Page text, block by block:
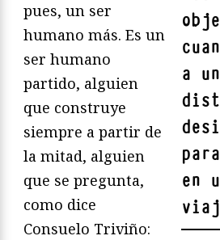
a
en
pues, un ser
humano más. Es un
ser humano
partido, alguien
que construye
siempre a partir de
la mitad, alguien
que se pregunta,
como dice
Consuelo Triviño: